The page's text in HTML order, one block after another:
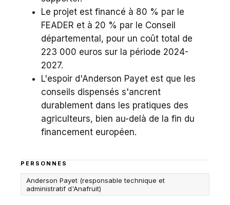
Le projet est financé à 80 % par le
FEADER et à 20 % par le Conseil
départemental, pour un coût total de
223 000 euros sur la période 2024-
2027.
L'espoir d'Anderson Payet est que les
conseils dispensés s'ancrent
durablement dans les pratiques des
agriculteurs, bien au-delà de la fin du
financement européen.
PERSONNES
Anderson Payet (responsable technique et
administratif d'Anafruit)